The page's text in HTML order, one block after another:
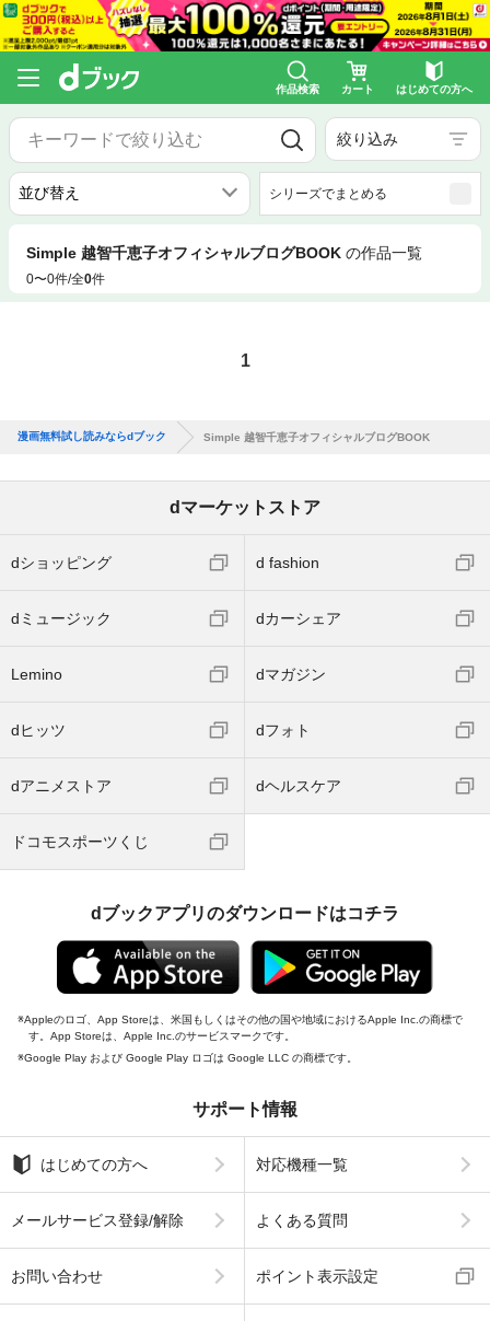
作品検索 カート はじめての方へ
絞り込み
シリーズでまとめる
Simple 越智千恵子オフィシャルブログBOOK の作品一覧
0〜0件/全0件
1
漫画無料試し読みならdブック Simple 越智千恵子オフィシャルブログBOOK
dマーケットストア
dショッピング d fashion
dミュージック dカーシェア
Lemino dマガジン
dヒッツ dフォト
dアニメストア dヘルスケア
ドコモスポーツくじ
dブックアプリのダウンロードはコチラ
Appleのロゴ、App Storeは、米国もしくはその他の国や地域におけるApple Inc.の商標で
す。App Storeは、Apple Inc.のサービスマークです。
Google Play および Google Play ロゴは Google LLC の商標です。
サポート情報
はじめての方へ 対応機種一覧
メールサービス登録/解除 よくある質問
お問い合わせ ポイント表示設定